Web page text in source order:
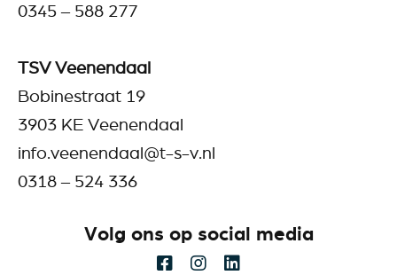
0345 – 588 277
TSV Veenendaal
Bobinestraat 19
3903 KE Veenendaal
info.veenendaal@t-s-v.nl
0318 – 524 336
Volg ons op social media